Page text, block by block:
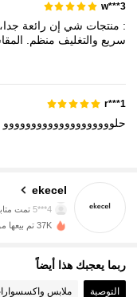
w***3
: منتجات شي إن رائعة جدا،
سريع والتغليف منظم.
r***1
حلوووووووووووووووووووو
ekecel
4***5 تمت
4.85
4.85
4.85 1.2K متابعون
37K تم بيعها مؤخرًا
ربما يعجبك هذا أيضاً
التوصية ملابس